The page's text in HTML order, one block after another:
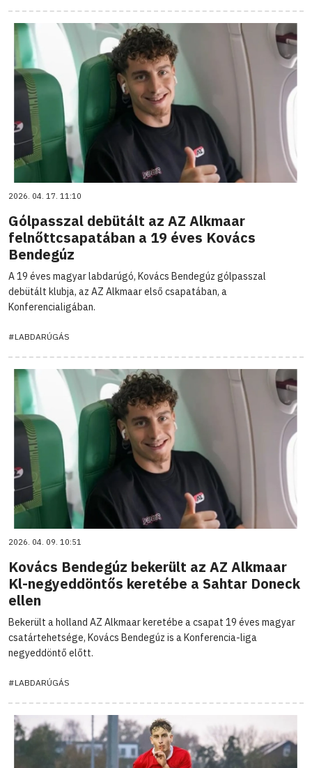
2026. 04. 17. 11:10
Gólpasszal debütált az AZ Alkmaar
felnőttcsapatában a 19 éves Kovács
Bendegúz
A 19 éves magyar labdarúgó, Kovács Bendegúz gólpasszal
debütált klubja, az AZ Alkmaar első csapatában, a
Konferencialigában.
#LABDARÚGÁS
2026. 04. 09. 10:51
Kovács Bendegúz bekerült az AZ Alkmaar
Kl-negyeddöntős keretébe a Sahtar Doneck
ellen
Bekerült a holland AZ Alkmaar keretébe a csapat 19 éves magyar
csatártehetsége, Kovács Bendegúz is a Konferencia-liga
negyeddöntő előtt.
#LABDARÚGÁS